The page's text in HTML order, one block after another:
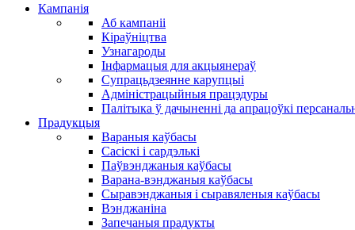
Кампанія
Аб кампаніі
Кіраўніцтва
Узнагароды
Інфармацыя для акцыянераў
Супрацьдзеянне карупцыі
Адміністрацыйныя працэдуры
Палітыка ў дачыненні да апрацоўкі
Прадукцыя
Вараныя каўбасы
Сасіскі і сардэлькі
Паўвэнджаныя каўбасы
Варана-вэнджаныя каўбасы
Сыравэнджаныя і сыравяленыя каўбасы
Вэнджаніна
Запечаныя прадукты